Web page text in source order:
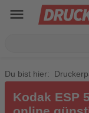
menu
Du bist hier:
Kodak ESP